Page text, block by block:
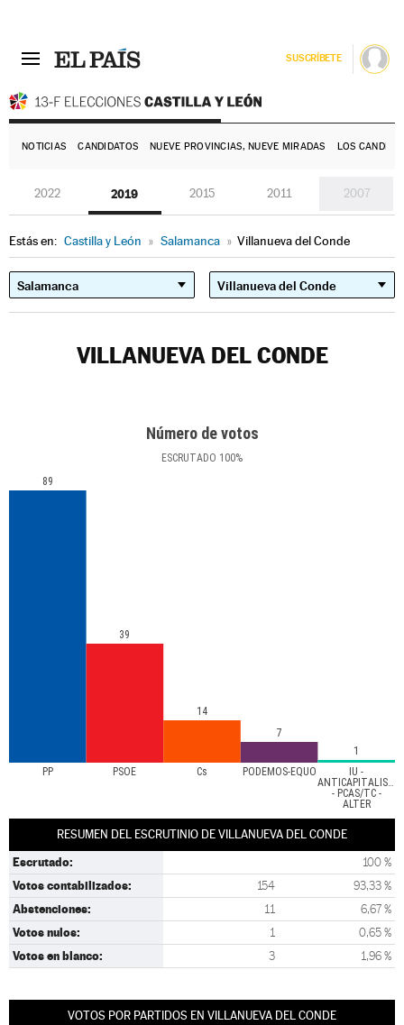
SUSCRÍBETE
NOTICIAS CANDIDATOS NUEVE PROVINCIAS, NUEVE MIRADAS LOS
2022 2019 2015 2011 2007
Estás en: Castilla y León » Salamanca » Villanueva del Conde
VILLANUEVA DEL CONDE
Número de votos
ESCRUTADO 100%
PP PSOE Cs PODEMOS-EQUO
IU -
- PCAS/TC -
ALTER
89
39
14
7
1
RESUMEN DEL ESCRUTINIO DE VILLANUEVA DEL CONDE
Escrutado: 100 %
Votos contabilizados: 154 93,33 %
Abstenciones: 11 6,67 %
Votos nulos: 1 0,65 %
Votos en blanco: 3 1,96 %
VOTOS POR PARTIDOS EN VILLANUEVA DEL CONDE